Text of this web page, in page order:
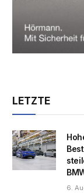
LETZTE
6.